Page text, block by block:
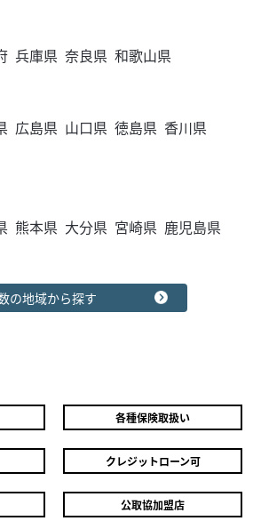
バイク王 荒川沖店
ブル２５０
（税込）
源の装着
様からＵＳＢ電源を装着してほしい
純正品が販売されているので純正品
両ご購入ありがとうござ...
兵庫県 奈良県 和歌山県
広島県 山口県 徳島県 香川県
熊本県 大分県 宮崎県 鹿児島県
の地域から探す
各種保険取扱い
クレジットローン可
公取協加盟店